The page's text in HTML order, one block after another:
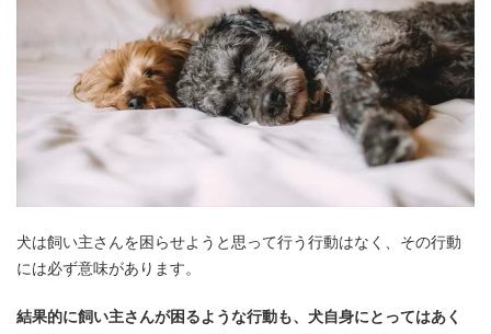
犬は飼い主さんを困らせようと思って行う行動はなく、その行動
には必ず意味があります。
結果的に飼い主さんが困るような行動も、犬自身にとってはあく